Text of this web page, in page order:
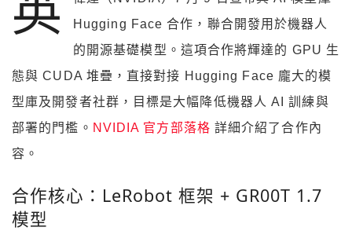
英
Hugging Face 合作，聯合開發用於機器人
的開源基礎模型。這項合作將輝達的 GPU 生
態與 CUDA 堆疊，直接對接 Hugging Face 龐大的模
型庫及開發者社群，目標是大幅降低機器人 AI 訓練與
部署的門檻。 NVIDIA 官方部落格 詳細介紹了合作內
容。
合作核心：LeRobot 框架 + GR00T 1.7
模型